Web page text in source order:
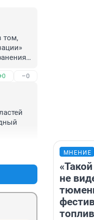
том,
к
с
–0
мнению,
МНЕНИЕ
не